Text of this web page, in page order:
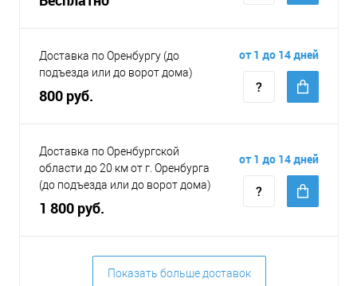
Доставка по Оренбургу (до
подъезда или до ворот дома)
800 руб.
от 1 до 14 дней
Доставка по Оренбургской
области до 20 км от г. Оренбурга
(до подъезда или до ворот дома)
1 800 руб.
от 1 до 14 дней
Показать больше доставок